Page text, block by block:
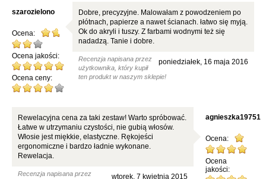
szarozielono
Ocena:
Ocena jakości:
Ocena ceny:
Dobre, precyzyjne. Malowałam z powodzeniem po
płótnach, papierze a nawet ścianach. łatwo się myją.
Ok do akryli i tuszy. Z farbami wodnymi też się
nadadzą. Tanie i dobre.
poniedziałek, 16 maja 2016
Recenzja napisana przez
użytkownika, który kupił
ten produkt w naszym sklepie!
agnieszka19751
Ocena:
Ocena
jakości:
Rewelacyjna cena za taki zestaw! Warto spróbować.
Łatwe w utrzymaniu czystości, nie gubią włosów.
Włosie jest miękkie, elastyczne. Rękojeści
ergonomiczne i bardzo ładnie wykonane.
Rewelacja.
wtorek, 7 kwietnia 2015
Recenzja napisana przez